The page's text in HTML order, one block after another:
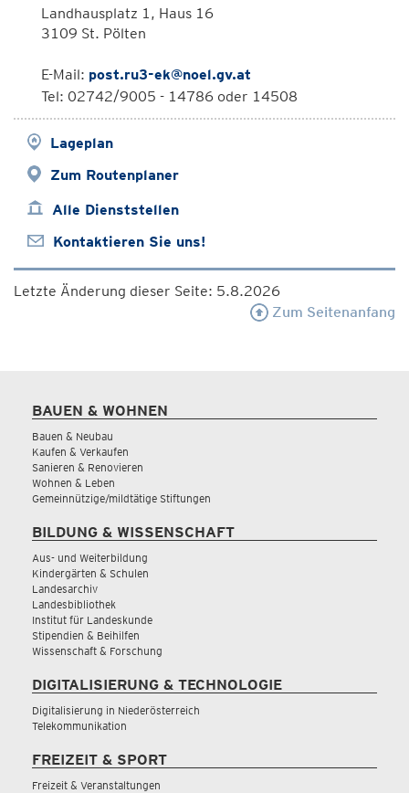
Landhausplatz 1, Haus 16
3109 St. Pölten
E-Mail: post.ru3-ek@noel.gv.at
Tel: 02742/9005 - 14786 oder 14508
Lageplan
Zum Routenplaner
Alle Dienststellen
Kontaktieren Sie uns!
Letzte Änderung dieser Seite: 5.8.2026
Zum Seitenanfang
BAUEN & WOHNEN
Bauen & Neubau
Kaufen & Verkaufen
Sanieren & Renovieren
Wohnen & Leben
Gemeinnützige/mildtätige Stiftungen
BILDUNG & WISSENSCHAFT
Aus- und Weiterbildung
Kindergärten & Schulen
Landesarchiv
Landesbibliothek
Institut für Landeskunde
Stipendien & Beihilfen
Wissenschaft & Forschung
DIGITALISIERUNG & TECHNOLOGIE
Digitalisierung in Niederösterreich
Telekommunikation
FREIZEIT & SPORT
Freizeit & Veranstaltungen